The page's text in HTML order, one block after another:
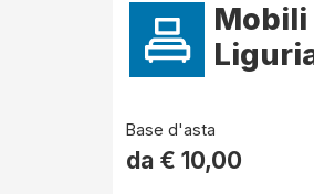
Mobili
Base d'asta
da € 10,00